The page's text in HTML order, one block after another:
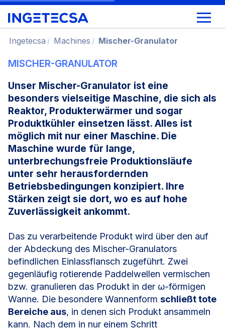
Ingetecsa Machines Mischer-Granulator
MISCHER-GRANULATOR
Unser Mischer-Granulator ist eine
besonders vielseitige Maschine, die sich als
Reaktor, Produkterwärmer und sogar
Produktkühler einsetzen lässt. Alles ist
möglich mit nur einer Maschine. Die
Maschine wurde für lange,
unterbrechungsfreie Produktionsläufe
unter sehr herausfordernden
Betriebsbedingungen konzipiert. Ihre
Stärken zeigt sie dort, wo es auf hohe
Zuverlässigkeit ankommt.
Das zu verarbeitende Produkt wird über den auf
der Abdeckung des Mischer-Granulators
befindlichen Einlassflansch zugeführt. Zwei
gegenläufig rotierende Paddelwellen vermischen
bzw. granulieren das Produkt in der ω-förmigen
Wanne. Die besondere Wannenform schließt tote
Bereiche aus, in denen sich Produkt ansammeln
kann. Nach dem in nur einem Schritt